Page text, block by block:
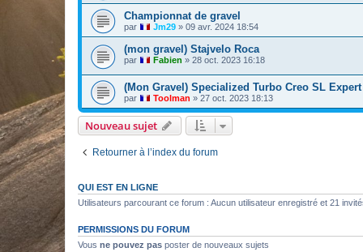
Championnat de gravel
par Jm29 » 09 avr. 2024 18:54
(mon gravel) Stajvelo Roca
par Fabien » 28 oct. 2023 16:18
(Mon Gravel) Specialized Turbo Creo SL Expert
par Toolman » 27 oct. 2023 18:13
Nouveau sujet
Retourner à l’index du forum
QUI EST EN LIGNE
Utilisateurs parcourant ce forum : Aucun utilisateur enregistré et 21
PERMISSIONS DU FORUM
Vous ne pouvez pas poster de nouveaux sujets